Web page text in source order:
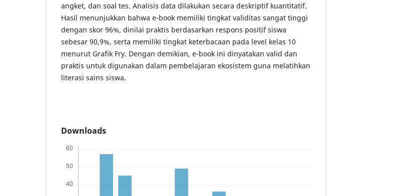
angket, dan soal tes. Analisis data dilakukan secara deskriptif kuantitatif.
Hasil menunjukkan bahwa e-book memiliki tingkat validitas sangat tinggi
dengan skor 96%, dinilai praktis berdasarkan respons positif siswa
sebesar 90,9%, serta memiliki tingkat keterbacaan pada level kelas 10
menurut Grafik Fry. Dengan demikian, e-book ini dinyatakan valid dan
praktis untuk digunakan dalam pembelajaran ekosistem guna melatihkan
literasi sains siswa.
Downloads